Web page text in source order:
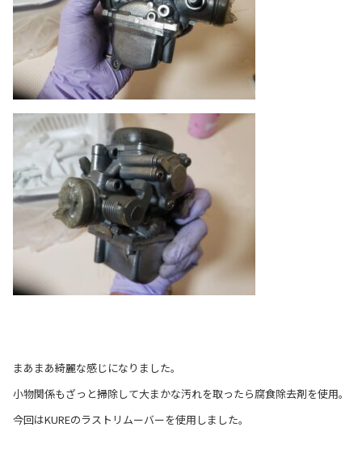
まあまあ綺麗な感じになりました。
小物関係もざっと掃除して大まかな汚れを取ったら腐食除去剤を使用。
今回はKUREのラストリムーバーを使用しました。